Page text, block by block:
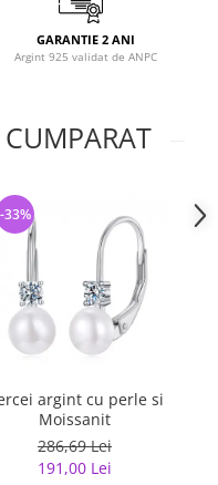
GARANTIE 2 ANI
Argint 925 validat de ANPC
argint cu perle si
Moissanit
286,69 Lei
191,00 Lei
-33%